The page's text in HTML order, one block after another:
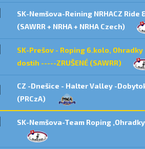
SK-Nemšova-Reining NRHACZ Ride
(SAWRR + NRHA + NRHA Czech)
SK-Prešov - Roping 6.kolo,
dostih -----ZRUŠENÉ (SAWRR)
CZ -Dnešice - Halter Valley -
(PRCzA)
SK-Nemšova-Team Roping